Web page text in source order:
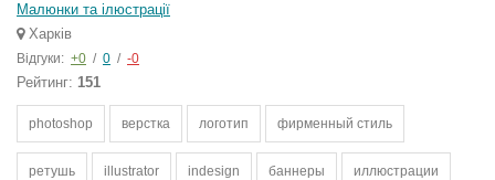
Малюнки та ілюстрації
Харків
Відгуки: +0 / 0 / -0
Рейтинг: 151
photoshop верстка логотип фирменный стиль
ретушь illustrator indesign баннеры иллюстрации